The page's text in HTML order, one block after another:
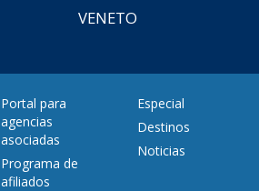
VENETO
Portal para
agencias
asociadas
Programa de
afiliados
Especial
Destinos
Noticias